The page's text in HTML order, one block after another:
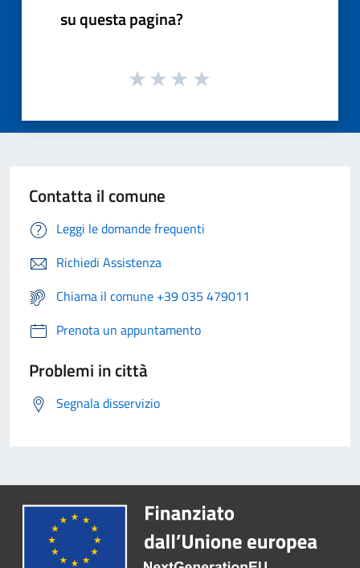
su questa pagina?
Contatta il comune
Leggi le domande frequenti
Richiedi Assistenza
Chiama il comune +39 035 479011
Prenota un appuntamento
Problemi in città
Segnala disservizio